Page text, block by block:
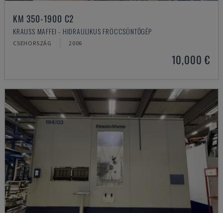
KM 350-1900 C2
KRAUSS MAFFEI - HIDRAULIKUS FRÖCCSÖNTŐGÉP
CSEHORSZÁG 2006
10,000 €